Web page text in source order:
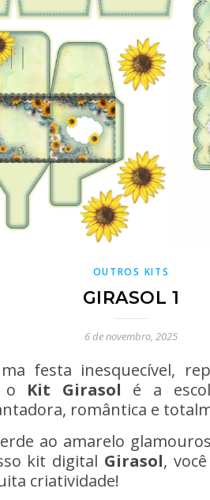
OUTROS KITS
GIRASOL 1
6 de novembro, 2025
festa inesquecível,
o Kit Girasol é a
romântica e
ao amarelo
kit digital Girasol,
criatividade!